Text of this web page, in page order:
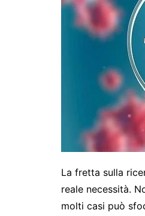
La fretta sulla
reale necessità.
molti casi può